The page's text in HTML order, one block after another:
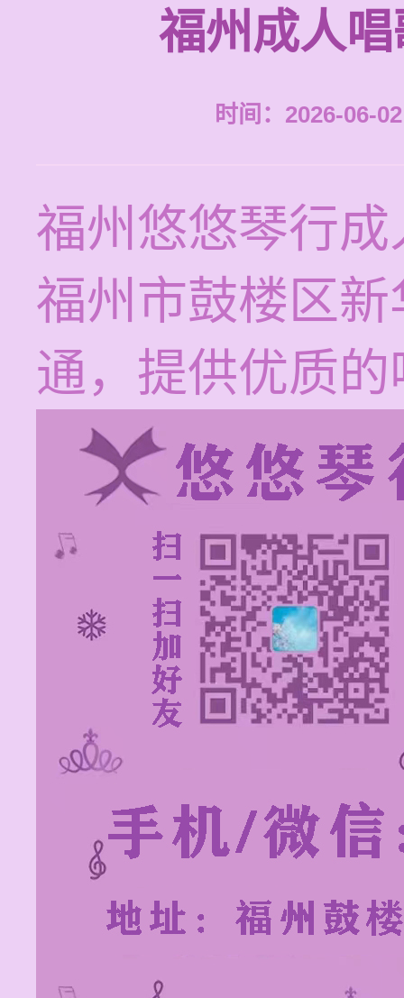
福州成人
时间：2026-06-
福州悠悠琴行
福州市鼓楼区
通，提供优质